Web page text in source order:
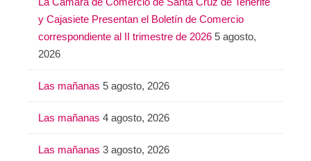
y Cajasiete Presentan el Boletín de Comercio
correspondiente al II trimestre de 2026 5 agosto,
2026
Las mañanas 5 agosto, 2026
Las mañanas 4 agosto, 2026
Las mañanas 3 agosto, 2026